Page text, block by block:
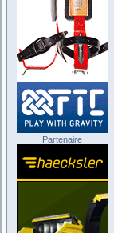
Partenaire